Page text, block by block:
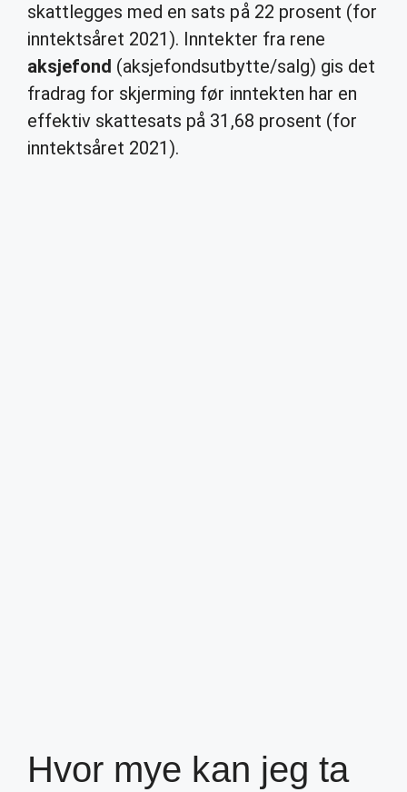
skattlegges med en sats på 22 prosent (for
inntektsåret 2021). Inntekter fra rene
aksjefond (aksjefondsutbytte/salg) gis det
fradrag for skjerming før inntekten har en
effektiv skattesats på 31,68 prosent (for
inntektsåret 2021).
Hvor mye kan jeg ta